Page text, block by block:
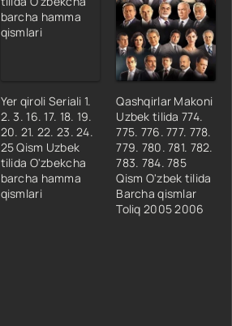
Yer qiroli Seriali 1.
2. 3. 16. 17. 18. 19.
20. 21. 22. 23. 24.
25 Qism Uzbek
tilida O'zbekcha
barcha hamma
qismlari
Qashqirlar Makoni
Uzbek tilida 774.
775. 776. 777. 778.
779. 780. 781. 782.
783. 784. 785
Qism O'zbek tilida
Barcha qismlar
Toliq 2005 2006